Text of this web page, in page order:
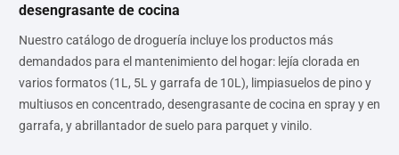
desengrasante de cocina
Nuestro catálogo de droguería incluye los productos más
demandados para el mantenimiento del hogar: lejía clorada en
varios formatos (1L, 5L y garrafa de 10L), limpiasuelos de pino y
multiusos en concentrado, desengrasante de cocina en spray y en
garrafa, y abrillantador de suelo para parquet y vinilo.